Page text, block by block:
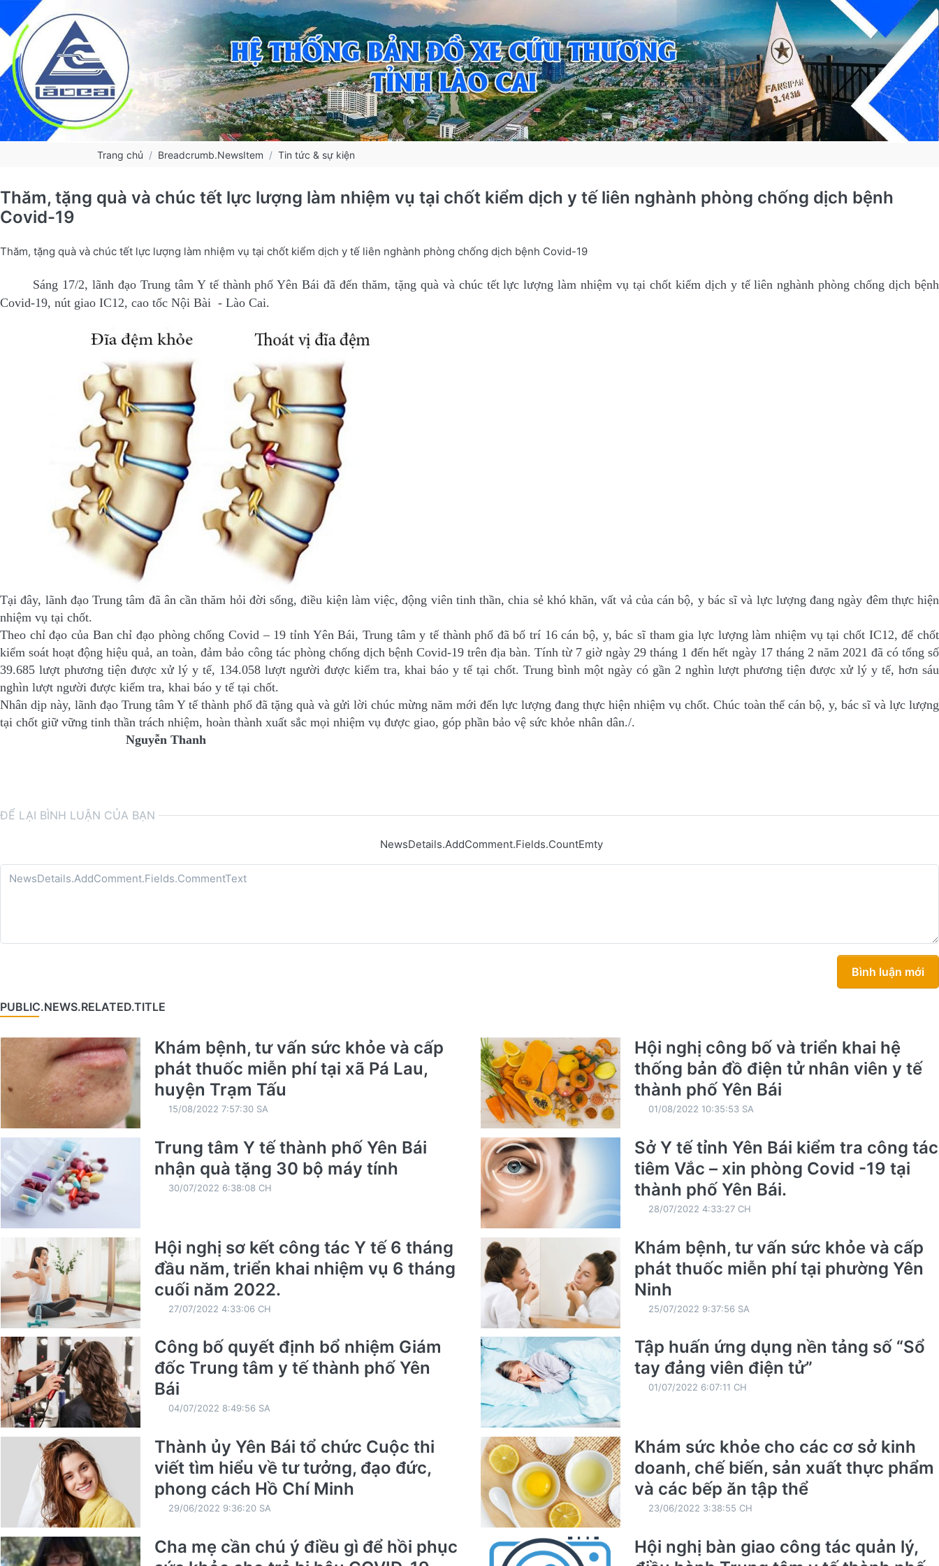
Trang chủ Breadcrumb.NewsItem Tin tức & sự kiện
Thăm, tặng quà và chúc tết lực lượng làm nhiệm vụ tại chốt kiểm dịch y tế liên nghành phòng chống dịch bệnh
Covid-19
Thăm, tặng quà và chúc tết lực lượng làm nhiệm vụ tại chốt kiểm dịch y tế liên nghành phòng chống dịch bệnh Covid-19
Sáng 17/2, lãnh đạo Trung tâm Y tế thành phố Yên Bái đã đến thăm, tặng quà và chúc tết lực lượng làm nhiệm vụ tại chốt kiểm dịch y tế liên nghành phòng chống dịch bệnh
Covid-19, nút giao IC12, cao tốc Nội Bài - Lào Cai.
Tại đây, lãnh đạo Trung tâm đã ân cần thăm hỏi đời sống, điều kiện làm việc, động viên tinh thần, chia sẻ khó khăn, vất vả của cán bộ, y bác sĩ và lực lượng đang ngày đêm thực hiện
nhiệm vụ tại chốt.
Theo chỉ đạo của Ban chỉ đạo phòng chống Covid – 19 tỉnh Yên Bái, Trung tâm y tế thành phố đã bố trí 16 cán bộ, y, bác sĩ tham gia lực lượng làm nhiệm vụ tại chốt IC12, để chốt
kiểm soát hoạt động hiệu quả, an toàn, đảm bảo công tác phòng chống dịch bệnh Covid-19 trên địa bàn. Tính từ 7 giờ ngày 29 tháng 1 đến hết ngày 17 tháng 2 năm 2021 đã có tổng số
39.685 lượt phương tiện được xử lý y tế, 134.058 lượt người được kiểm tra, khai báo y tế tại chốt. Trung bình một ngày có gần 2 nghìn lượt phương tiện được xử lý y tế, hơn sáu
nghìn lượt người được kiểm tra, khai báo y tế tại chốt.
Nhân dịp này, lãnh đạo Trung tâm Y tế thành phố đã tặng quà và gửi lời chúc mừng năm mới đến lực lượng đang thực hiện nhiệm vụ chốt. Chúc toàn thể cán bộ, y, bác sĩ và lực lượng
tại chốt giữ vững tinh thần trách nhiệm, hoàn thành xuất sắc mọi nhiệm vụ được giao, góp phần bảo vệ sức khỏe nhân dân./.
Nguyễn Thanh
ĐỂ LẠI BÌNH LUẬN CỦA BẠN
NewsDetails.AddComment.Fields.CountEmty
Bình luận mới
PUBLIC.NEWS.RELATED.TITLE
Khám bệnh, tư vấn sức khỏe và cấp
phát thuốc miễn phí tại xã Pá Lau,
huyện Trạm Tấu
15/08/2022 7:57:30 SA
Hội nghị công bố và triển khai hệ
thống bản đồ điện tử nhân viên y tế
thành phố Yên Bái
01/08/2022 10:35:53 SA
Trung tâm Y tế thành phố Yên Bái
nhận quà tặng 30 bộ máy tính
30/07/2022 6:38:08 CH
Sở Y tế tỉnh Yên Bái kiểm tra công tác
tiêm Vắc – xin phòng Covid -19 tại
thành phố Yên Bái.
28/07/2022 4:33:27 CH
Hội nghị sơ kết công tác Y tế 6 tháng
đầu năm, triển khai nhiệm vụ 6 tháng
cuối năm 2022.
27/07/2022 4:33:06 CH
Khám bệnh, tư vấn sức khỏe và cấp
phát thuốc miễn phí tại phường Yên
Ninh
25/07/2022 9:37:56 SA
Công bố quyết định bổ nhiệm Giám
đốc Trung tâm y tế thành phố Yên
Bái
04/07/2022 8:49:56 SA
Tập huấn ứng dụng nền tảng số “Sổ
tay đảng viên điện tử”
01/07/2022 6:07:11 CH
Thành ủy Yên Bái tổ chức Cuộc thi
viết tìm hiểu về tư tưởng, đạo đức,
phong cách Hồ Chí Minh
29/06/2022 9:36:20 SA
Khám sức khỏe cho các cơ sở kinh
doanh, chế biến, sản xuất thực phẩm
và các bếp ăn tập thể
23/06/2022 3:38:55 CH
Cha mẹ cần chú ý điều gì để hồi phục
Hội nghị bàn giao công tác quản lý,